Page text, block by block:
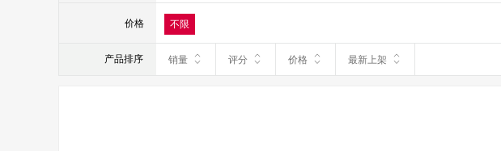
价格 不限
产品排序 销量 评分 价格 最新上架